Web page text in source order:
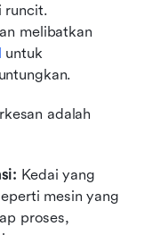
runcit.
untuk
adalah
Kedai yang
mesin yang
proses,